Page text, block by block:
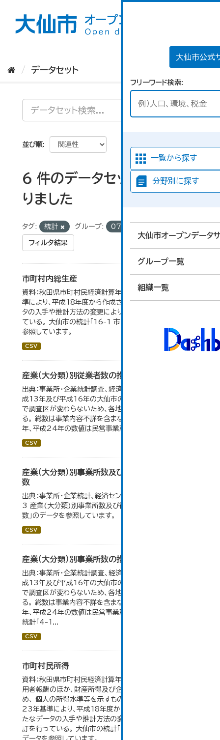
大仙市公式
フリーワード検索
一覧から探す
分野別に探す
大仙市オープンデータ
グループ一覧
組織一覧
データセット
並び順
6 件のデータセットが見つか
りました
タグ: 統計 グループ: 07_企業・家計・経済
フィルタ結果
市町村内総生産
資料：秋田県市町村民経済計算年報。数値は平成23年基
準により、平成18年度から作成されたもので、 新たなデー
タの入手や推計方法の変更により、毎年度遡及改訂を行っ
ている。 大仙市の統計「16-1 市町村内総生産」のデータを
参照しています。
CSV
産業（大分類）別従業者数の推移
出典：事業所・企業統計調査、経済センサス。 平成11年、平
成13年及び平成16年の大仙市の数値は、合併前、合併後
で調査区が変わらないため、各地域の数値を合算してい
る。 総数は事業内容不詳を含まない。平成11年、平成16
年、平成24年の数値は民営事業所のみの数値。...
CSV
産業（大分類）別事業所数及び従業の地位別従業者
数
出典：事業所・企業統計、経済センサス。 大仙市の統計「4-
3 産業(大分類)別事業所数及び従業上の地位別従業者
数」のデータを参照しています。
CSV
産業（大分類）別事業所数の推移
出典：事業所・企業統計調査、経済センサス。 平成11年、平
成13年及び平成16年の大仙市の数値は、合併前、合併後
で調査区が変わらないため、各地域の数値を合算してい
る。 総数は事業内容不詳を含まない。平成11年、平成16
年、平成24年の数値は民営事業所のみの数値。 大仙市の
統計「4-1...
CSV
市町村民所得
資料：秋田県市町村民経済計算年報。市町村民所得は、雇
用者報酬のほか、財産所得及び企業所得も含んでいるた
め、 個人の所得水準等を示すものではない。数値は平成
23年基準により、平成18年度から作成されたもので、 新
たなデータの入手や推計方法の変更により、毎年度遡及改
訂を行っている。 大仙市の統計「16-2 市町村民所得」の
データを参照しています。